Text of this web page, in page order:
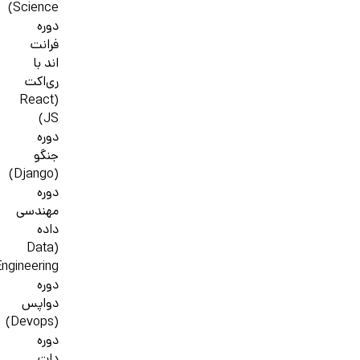
Science)
دوره
فرانت
اند با
ری‌اکت
(React
JS)
دوره
جنگو
(Django)
دوره
مهندسی
داده
(Data
دوره
دواپس
(Devops)
دوره